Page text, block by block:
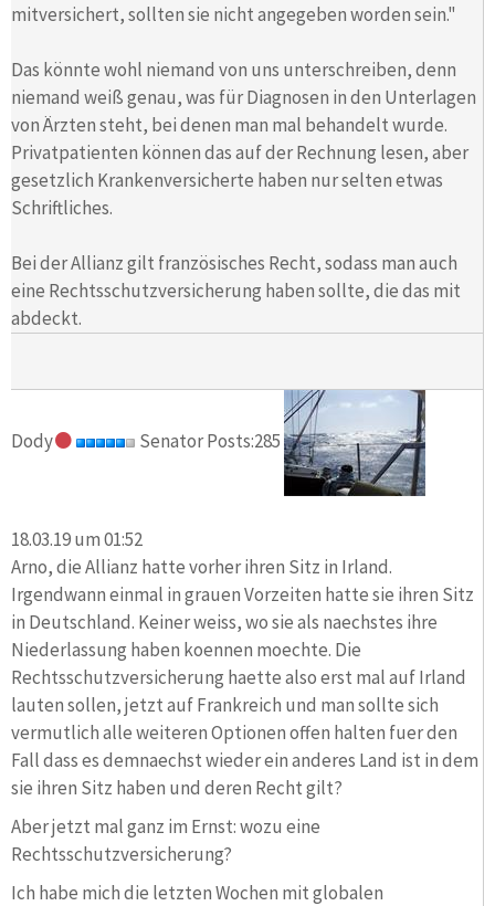
mitversichert, sollten sie nicht angegeben worden sein."
Das könnte wohl niemand von uns unterschreiben, denn
niemand weiß genau, was für Diagnosen in den Unterlagen
von Ärzten steht, bei denen man mal behandelt wurde.
Privatpatienten können das auf der Rechnung lesen, aber
gesetzlich Krankenversicherte haben nur selten etwas
Schriftliches.
Bei der Allianz gilt französisches Recht, sodass man auch
eine Rechtsschutzversicherung haben sollte, die das mit
abdeckt.
Dody Senator Posts:285
18.03.19 um 01:52
Arno, die Allianz hatte vorher ihren Sitz in Irland.
Irgendwann einmal in grauen Vorzeiten hatte sie ihren Sitz
in Deutschland. Keiner weiss, wo sie als naechstes ihre
Niederlassung haben koennen moechte. Die
Rechtsschutzversicherung haette also erst mal auf Irland
lauten sollen, jetzt auf Frankreich und man sollte sich
vermutlich alle weiteren Optionen offen halten fuer den
Fall dass es demnaechst wieder ein anderes Land ist in dem
sie ihren Sitz haben und deren Recht gilt?
Aber jetzt mal ganz im Ernst: wozu eine
Rechtsschutzversicherung?
Ich habe mich die letzten Wochen mit globalen